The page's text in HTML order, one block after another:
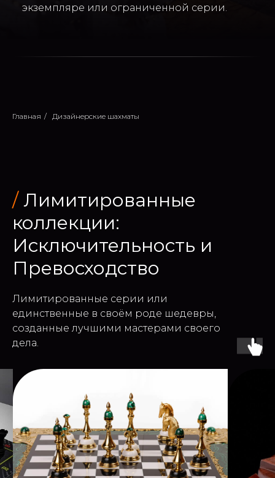
экземпляре или ограниченной серии.
Главная / Дизайнерские шахматы
/ Лимитированные
коллекции:
Исключительность и
Превосходство
Лимитированные серии или
единственные в своём роде шедевры,
созданные лучшими мастерами своего
дела.